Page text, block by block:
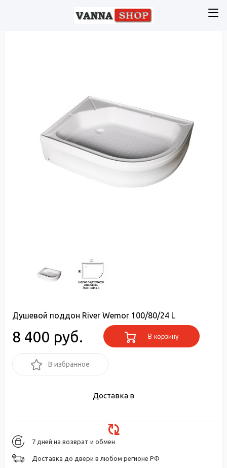
Душевой поддон River Wemor 100/80/24 L
8 400 руб. В корзину
В избранное
Доставка в
7 дней на возврат и обмен
Доставка до двери в любом регионе РФ